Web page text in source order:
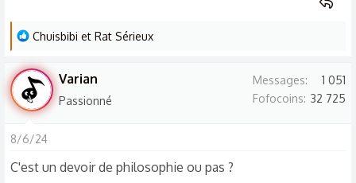
L
s
r
é
c
t
Chuisbibi et Rat Sérieux
Varian
Passionné
Messages
1 051
Fofocoins 32 725
8/6/24
C'est un devoir de philosophie ou pas ?